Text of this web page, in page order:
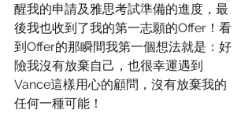
醒我的申請及雅思考試準備的進度，最
後我也收到了我的第一志願的Offer！看
到Offer的那瞬間我第一個想法就是：好
險我沒有放棄自己，也很幸運遇到
Vance這樣用心的顧問，沒有放棄我的
任何一種可能！